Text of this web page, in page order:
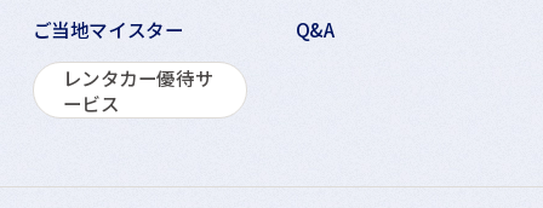
ご当地マイスター
Q&A
レンタカー優待サ
ービス